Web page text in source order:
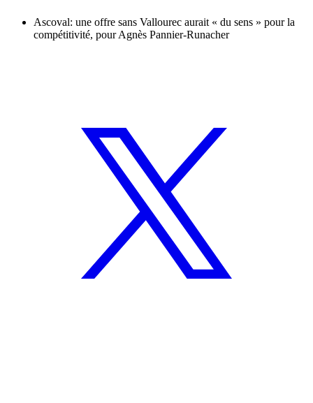
Ascoval: une offre sans Vallourec aurait « du sens » pour la
compétitivité, pour Agnès Pannier-Runacher